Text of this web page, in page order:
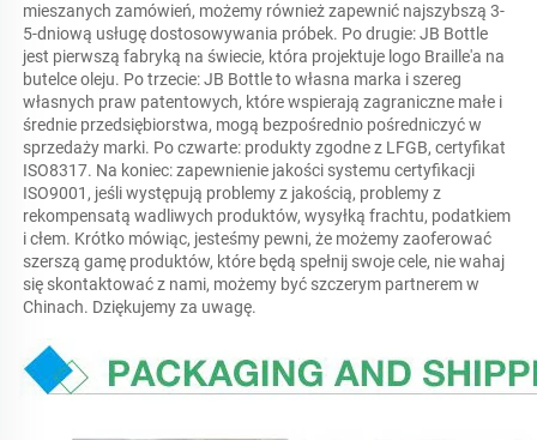
mieszanych zamówień, możemy również zapewnić najszybszą 3-
5-dniową usługę dostosowywania próbek. Po drugie: JB Bottle
jest pierwszą fabryką na świecie, która projektuje logo Braille'a na
butelce oleju. Po trzecie: JB Bottle to własna marka i szereg
własnych praw patentowych, które wspierają zagraniczne małe i
średnie przedsiębiorstwa, mogą bezpośrednio pośredniczyć w
sprzedaży marki. Po czwarte: produkty zgodne z LFGB, certyfikat
ISO8317. Na koniec: zapewnienie jakości systemu certyfikacji
ISO9001, jeśli występują problemy z jakością, problemy z
rekompensatą wadliwych produktów, wysyłką frachtu, podatkiem
i cłem. Krótko mówiąc, jesteśmy pewni, że możemy zaoferować
szerszą gamę produktów, które będą spełnij swoje cele, nie wahaj
się skontaktować z nami, możemy być szczerym partnerem w
Chinach. Dziękujemy za uwagę.